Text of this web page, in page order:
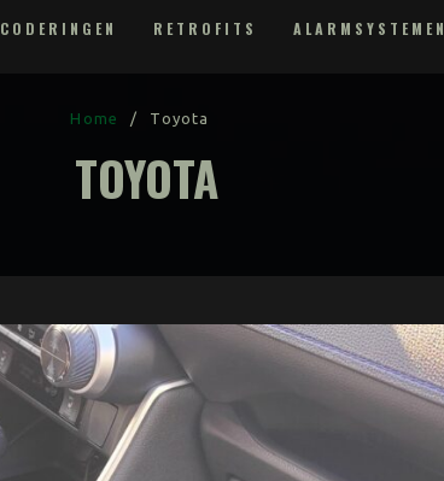
CODERINGEN RETROFITS ALARMSYSTEMEN
Home / Toyota
TOYOTA